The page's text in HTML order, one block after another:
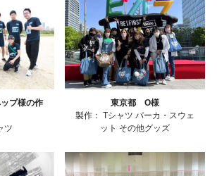
プ様の作
ツ
東京都 O様
製作： Tシャツ パーカ・スウェ
ット その他グッズ